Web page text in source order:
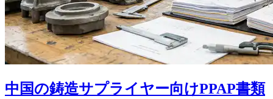
中国の鋳造サプライヤー向けPPAP書類